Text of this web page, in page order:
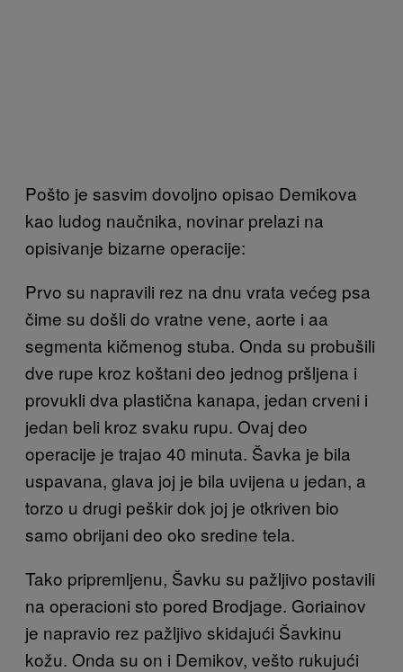
Pošto je sasvim dovoljno opisao Demikova
kao ludog naučnika, novinar prelazi na
opisivanje bizarne operacije:
Prvo su napravili rez na dnu vrata većeg psa
čime su došli do vratne vene, aorte i aa
segmenta kičmenog stuba. Onda su probušili
dve rupe kroz koštani deo jednog pršljena i
provukli dva plastična kanapa, jedan crveni i
jedan beli kroz svaku rupu. Ovaj deo
operacije je trajao 40 minuta. Šavka je bila
uspavana, glava joj je bila uvijena u jedan, a
torzo u drugi peškir dok joj je otkriven bio
samo obrijani deo oko sredine tela.
Tako pripremljenu, Šavku su pažljivo postavili
na operacioni sto pored Brodjage. Goriainov
je napravio rez pažljivo skidajući Šavkinu
kožu. Onda su on i Demikov, vešto rukujući